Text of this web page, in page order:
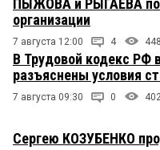
организации
7 августа 12:00 4 448
В Трудовой кодекс РФ
разъяснены условия
7 августа 09:30 0 402
Сергею КОЗУБЕНКО